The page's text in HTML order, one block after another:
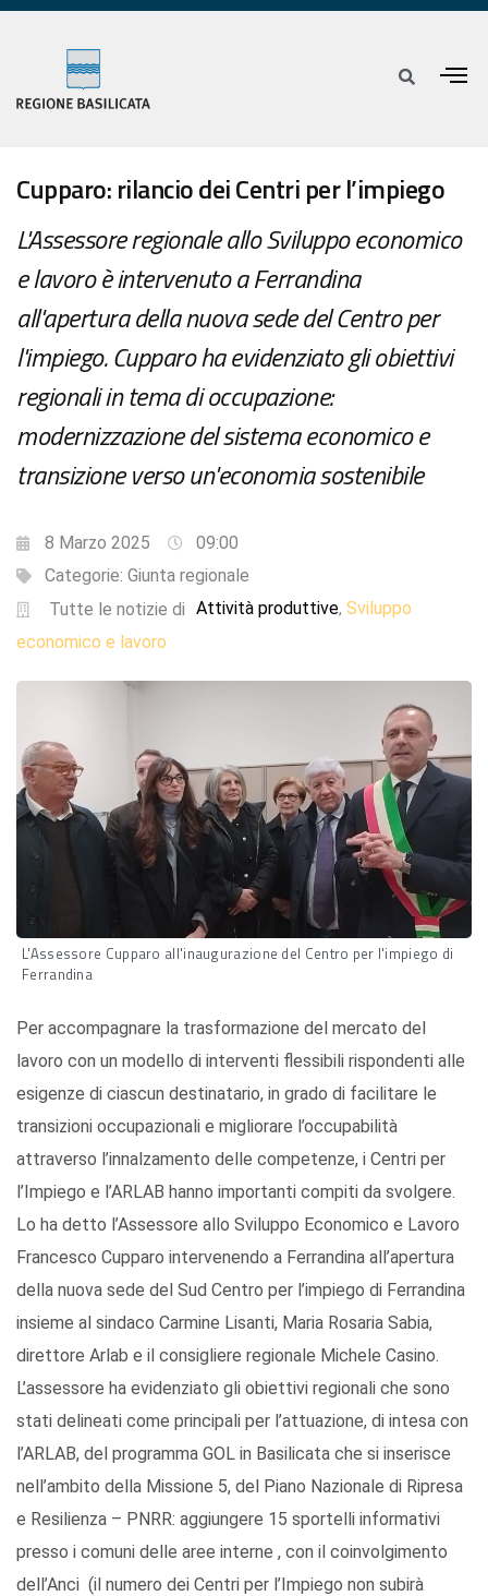
Cupparo: rilancio dei Centri per l’impiego
L'Assessore regionale allo Sviluppo economico
e lavoro è intervenuto a Ferrandina
all'apertura della nuova sede del Centro per
l'impiego. Cupparo ha evidenziato gli obiettivi
regionali in tema di occupazione:
modernizzazione del sistema economico e
transizione verso un'economia sostenibile
8 Marzo 2025
09:00
Categorie: Giunta regionale
Tutte le notizie di Attività produttive, Sviluppo
economico e lavoro
L'Assessore Cupparo all'inaugurazione del Centro per l'impiego di
Ferrandina
Per accompagnare la trasformazione del mercato del
lavoro con un modello di interventi flessibili rispondenti alle
esigenze di ciascun destinatario, in grado di facilitare le
transizioni occupazionali e migliorare l’occupabilità
attraverso l’innalzamento delle competenze, i Centri per
l’Impiego e l’ARLAB hanno importanti compiti da svolgere.
Lo ha detto l’Assessore allo Sviluppo Economico e Lavoro
Francesco Cupparo intervenendo a Ferrandina all’apertura
della nuova sede del Sud Centro per l’impiego di Ferrandina
insieme al sindaco Carmine Lisanti, Maria Rosaria Sabia,
direttore Arlab e il consigliere regionale Michele Casino.
L’assessore ha evidenziato gli obiettivi regionali che sono
stati delineati come principali per l’attuazione, di intesa con
l’ARLAB, del programma GOL in Basilicata che si inserisce
nell’ambito della Missione 5, del Piano Nazionale di Ripresa
e Resilienza – PNRR: aggiungere 15 sportelli informativi
presso i comuni delle aree interne , con il coinvolgimento
dell’Anci (il numero dei Centri per l’Impiego non subirà